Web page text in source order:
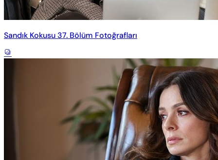
Sandık Kokusu 37. Bölüm Fotoğrafları